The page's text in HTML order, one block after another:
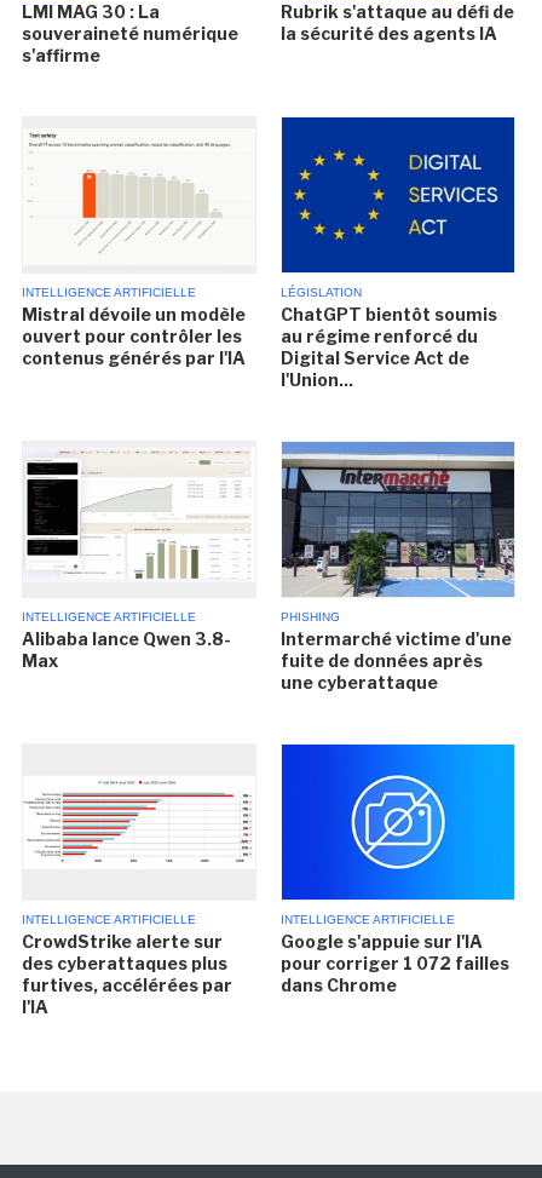
LMI MAG 30 : La
souveraineté numérique
s'affirme
Rubrik s'attaque au défi de
la sécurité des agents IA
INTELLIGENCE ARTIFICIELLE
Mistral dévoile un modèle
ouvert pour contrôler les
contenus générés par l'IA
LÉGISLATION
ChatGPT bientôt soumis
au régime renforcé du
Digital Service Act de
l'Union...
INTELLIGENCE ARTIFICIELLE
Alibaba lance Qwen 3.8-
Max
PHISHING
Intermarché victime d'une
fuite de données après
une cyberattaque
INTELLIGENCE ARTIFICIELLE
CrowdStrike alerte sur
des cyberattaques plus
furtives, accélérées par
l'IA
INTELLIGENCE ARTIFICIELLE
Google s'appuie sur l'IA
pour corriger 1 072 failles
dans Chrome